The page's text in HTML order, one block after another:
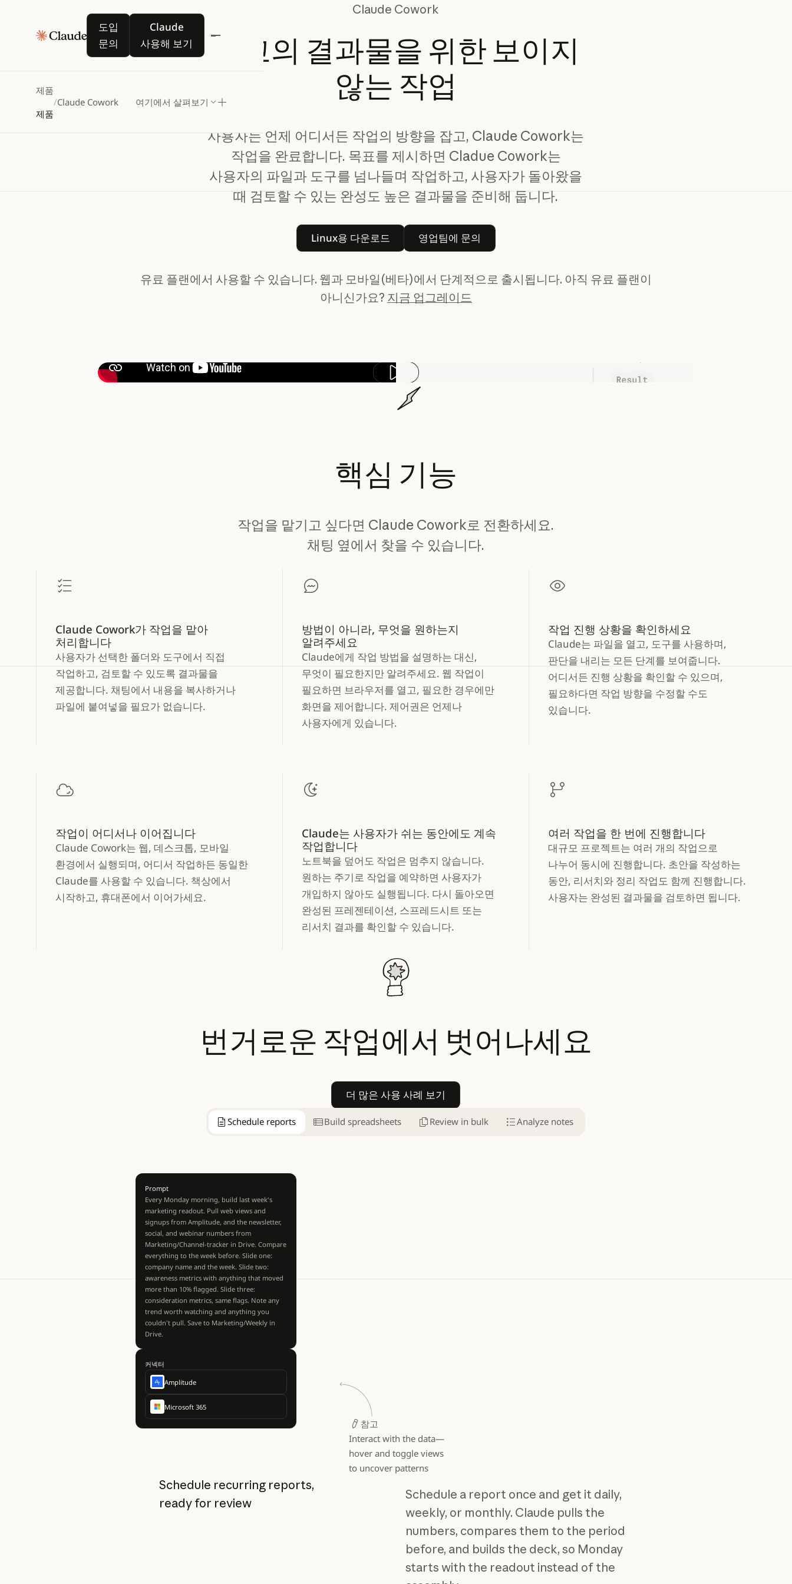
도입
문의
도입 문의
Claude
사용해 보기
Claude 사용해 보기
제품
제품
/Claude Cowork 여기에서 살펴보기
Claude Cowork
최고의 결과물을 위한보이지
않는 작업
사용자는 언제 어디서든 작업의 방향을 잡고, Claude Cowork는
작업을 완료합니다. 목표를 제시하면 Cladue Cowork는
사용자의 파일과 도구를 넘나들며 작업하고, 사용자가 돌아왔을
때 검토할 수 있는 완성도 높은 결과물을 준비해 둡니다.
Linux용 다운로드
Linux용 다운로드
영업팀에 문의
영업팀에 문의
유료 플랜에서 사용할 수 있습니다. 웹과 모바일(베타)에서 단계적으로 출시됩니다. 아직 유료 플랜이
아니신가요? 지금 업그레이드
Play video
핵심 기능
작업을 맡기고 싶다면 Claude Cowork로 전환하세요.
채팅 옆에서 찾을 수 있습니다.
Claude Cowork가 작업을 맡아
처리합니다
사용자가 선택한 폴더와 도구에서 직접
작업하고, 검토할 수 있도록 결과물을
제공합니다. 채팅에서 내용을 복사하거나
파일에 붙여넣을 필요가 없습니다.
방법이 아니라, 무엇을 원하는지
알려주세요
Claude에게 작업 방법을 설명하는 대신,
무엇이 필요한지만 알려주세요. 웹 작업이
필요하면 브라우저를 열고, 필요한 경우에만
화면을 제어합니다. 제어권은 언제나
사용자에게 있습니다.
작업 진행 상황을 확인하세요
Claude는 파일을 열고, 도구를 사용하며,
판단을 내리는 모든 단계를 보여줍니다.
어디서든 진행 상황을 확인할 수 있으며,
필요하다면 작업 방향을 수정할 수도
있습니다.
작업이 어디서나 이어집니다
Claude Cowork는 웹, 데스크톱, 모바일
환경에서 실행되며, 어디서 작업하든 동일한
Claude를 사용할 수 있습니다. 책상에서
시작하고, 휴대폰에서 이어가세요.
Claude는 사용자가 쉬는 동안에도 계속
작업합니다
노트북을 덮어도 작업은 멈추지 않습니다.
원하는 주기로 작업을 예약하면 사용자가
개입하지 않아도 실행됩니다. 다시 돌아오면
완성된 프레젠테이션, 스프레드시트 또는
리서치 결과를 확인할 수 있습니다.
여러 작업을 한 번에 진행합니다
대규모 프로젝트는 여러 개의 작업으로
나누어 동시에 진행합니다. 초안을 작성하는
동안, 리서치와 정리 작업도 함께 진행합니다.
사용자는 완성된 결과물을 검토하면 됩니다.
번거로운 작업에서 벗어나세요
더 많은 사용 사례 보기
더 많은 사용 사례 보기
Schedule reports Build spreadsheets Review in bulk Analyze notes
참고
Interact with the data—
hover and toggle views
to uncover patterns
Prompt
Every Monday morning, build last week's
marketing readout. Pull web views and
signups from Amplitude, and the newsletter,
social, and webinar numbers from
Marketing/Channel-tracker in Drive. Compare
everything to the week before. Slide one:
company name and the week. Slide two:
awareness metrics with anything that moved
more than 10% flagged. Slide three:
consideration metrics, same flags. Note any
trend worth watching and anything you
couldn't pull. Save to Marketing/Weekly in
Drive.
커넥터
Amplitude
Microsoft 365
Schedule recurring reports,
ready for review
Schedule a report once and get it daily,
weekly, or monthly. Claude pulls the
numbers, compares them to the period
before, and builds the deck, so Monday
starts with the readout instead of the